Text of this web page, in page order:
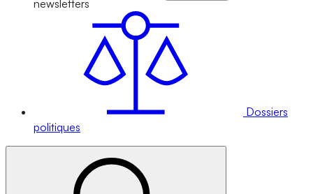
newsletters
Dossiers
politiques